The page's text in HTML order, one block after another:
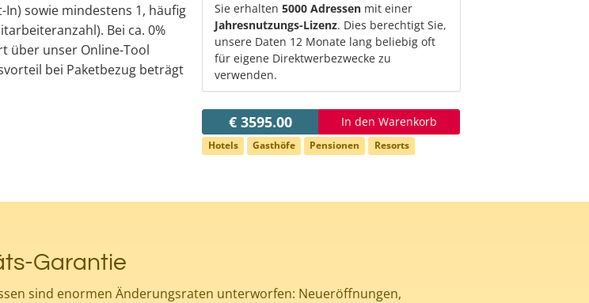
sowie mindestens 1, häufig
Bei ca. 0%
über unser Online-Tool
bei Paketbezug beträgt
Sie erhalten5000 Adressen mit einer
Jahresnutzungs-Lizenz. Dies berechtigt Sie,
unsere Daten 12 Monate lang beliebig oft
für eigene Direktwerbezwecke zu
verwenden.
€ 3595.00 In den Warenkorb
Hotels Gasthöfe Pensionen Resorts
Garantie
sind enormen Änderungsraten unterworfen: Neueröffnungen,